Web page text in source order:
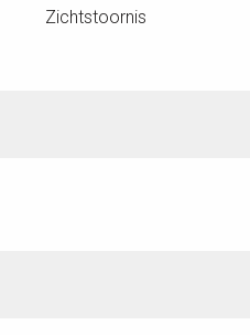
Zichtstoornis